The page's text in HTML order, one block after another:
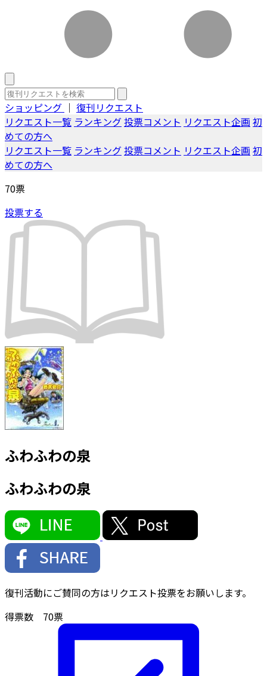
ショッピング ｜ 復刊リクエスト
リクエスト一覧 ランキング投票コメント リクエスト企画 初
めての方へ
リクエスト一覧 ランキング投票コメント リクエスト企画 初
めての方へ
70票
投票する
ふわふわの泉
ふわふわの泉
復刊活動にご賛同の方はリクエスト投票をお願いします。
得票数 70票